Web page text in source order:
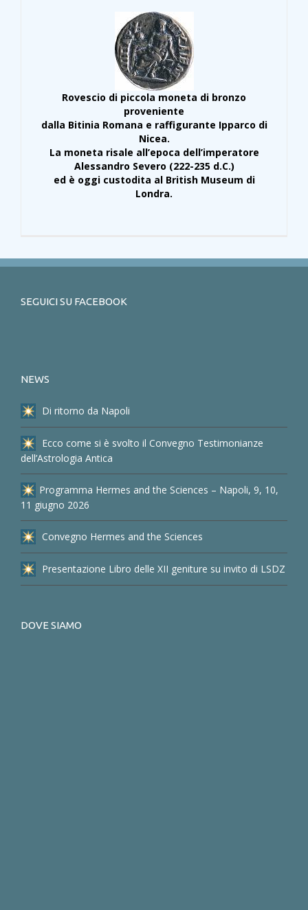
Rovescio di piccola moneta di bronzo
proveniente
dalla Bitinia Romana e raffigurante Ipparco di
Nicea.
La moneta risale all’epoca dell’imperatore
Alessandro Severo (222-235 d.C.)
ed è oggi custodita al British Museum di
Londra.
SEGUICI SU FACEBOOK
NEWS
Di ritorno da Napoli
Ecco come si è svolto il Convegno Testimonianze
dell’Astrologia Antica
Programma Hermes and the Sciences – Napoli, 9, 10,
11 giugno 2026
Convegno Hermes and the Sciences
Presentazione Libro delle XII geniture su invito di LSDZ
DOVE SIAMO